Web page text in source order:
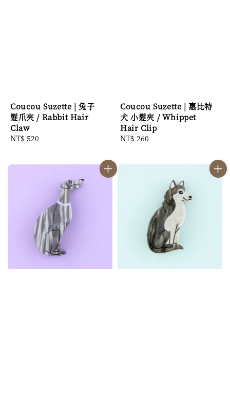
Coucou Suzette | 兔子
髮爪夾 / Rabbit Hair
Claw
Regular
NT$ 520
Coucou Suzette | 惠比特
犬 小髮夾 / Whippet
Hair Clip
Regular
NT$ 260